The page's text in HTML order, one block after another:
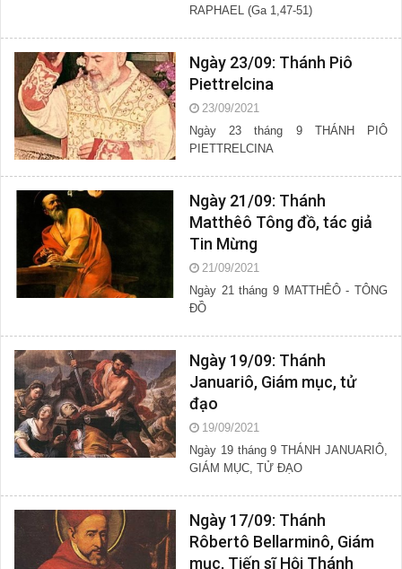
RAPHAEL (Ga 1,47-51)
Ngày 23/09: Thánh Piô
Piettrelcina
23/09/2021
Ngày 23 tháng 9 THÁNH PIÔ
PIETTRELCINA
Ngày 21/09: Thánh
Matthêô Tông đồ, tác giả
Tin Mừng
21/09/2021
Ngày 21 tháng 9 MATTHÊÔ - TÔNG
ĐỒ
Ngày 19/09: Thánh
Januariô, Giám mục, tử
đạo
19/09/2021
Ngày 19 tháng 9 THÁNH JANUARIÔ,
GIÁM MỤC, TỬ ÐẠO
Ngày 17/09: Thánh
Rôbertô Bellarminô, Giám
mục, Tiến sĩ Hội Thánh